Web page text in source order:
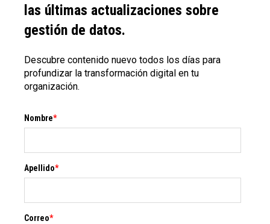
las últimas actualizaciones sobre
gestión de datos.
Descubre contenido nuevo todos los días para
profundizar la transformación digital en tu
organización.
Nombre*
Apellido*
Correo*